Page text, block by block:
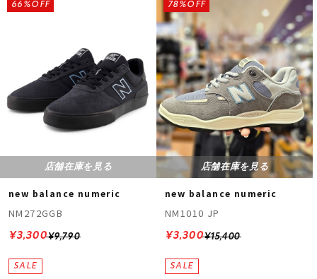
店舗在庫を見る
new balance numeric
NM272GGB
¥9,790
66%OFF
¥3,300
店舗在庫を見る
new balance numeric
NM1010 JP
¥15,400
78%OFF
¥3,300